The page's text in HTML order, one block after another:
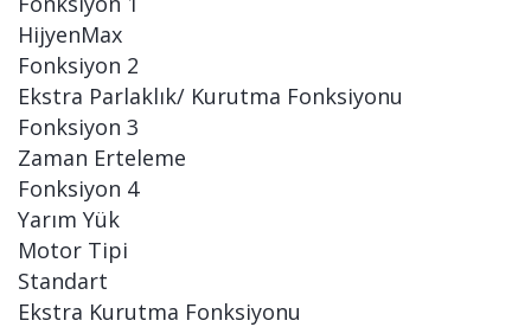
HijyenMax
Fonksiyon 2
Ekstra Parlaklık/ Kurutma Fonksiyonu
Fonksiyon 3
Zaman Erteleme
Fonksiyon 4
Yarım Yük
Motor Tipi
Standart
Ekstra Kurutma Fonksiyonu